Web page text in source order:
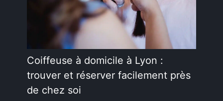
Coiffeuse à domicile à Lyon :
trouver et réserver facilement près
de chez soi